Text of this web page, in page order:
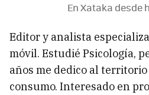
En Xataka desde
Editor y analista
móvil. Estudié Psicología,
años me dedico al
consumo. Interesado en